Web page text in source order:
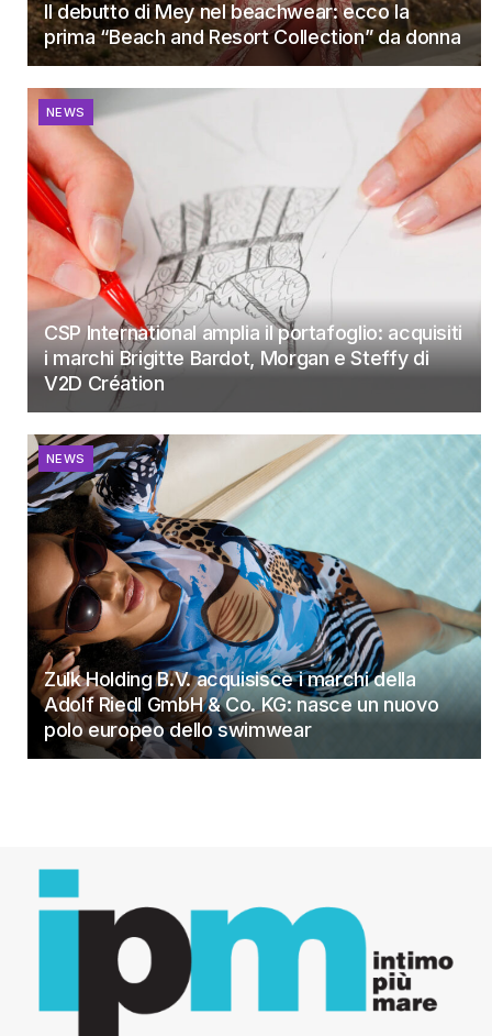
Il debutto di Mey nel beachwear: ecco la
prima “Beach and Resort Collection” da donna
NEWS
CSP International amplia il portafoglio: acquisiti
i marchi Brigitte Bardot, Morgan e Steffy di
V2D Création
NEWS
Zulk Holding B.V. acquisisce i marchi della
Adolf Riedl GmbH & Co. KG: nasce un nuovo
polo europeo dello swimwear